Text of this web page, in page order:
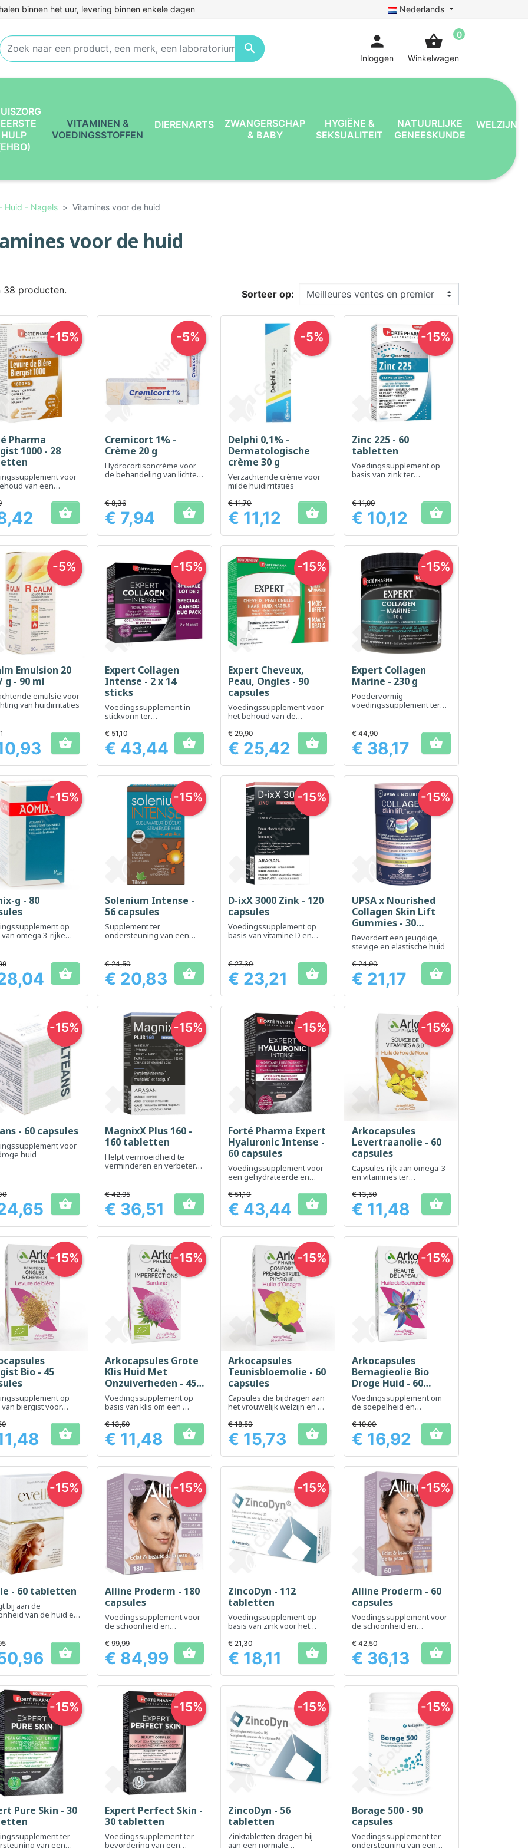
binnen het uur, levering binnen enkele dagen Nederlands
 person
Inloggen
shopping_basket 0
Winkelwagen
HULP
VITAMINEN &
VOEDINGSSTOFFEN
DIERENARTS
ZWANGERSCHAP
& BABY
HYGIËNE &
SEKSUALITEIT
NATUURLIJKE
GENEESKUNDE
WELZIJN
Huid - Nagels Vitamines voor de huid
voor de huid
38 producten. Sorteer op:
Snel bekijken
Pharma
1000 - 28
voor
van een

-15%
Snel bekijken
Cremicort 1% -
Crème 20 g
Hydrocortisoncrème voor
de behandeling van lichte
Prijs
€ 8,36
€ 7,94 
-5%
Snel bekijken
Delphi 0,1% -
Dermatologische
crème 30 g
Verzachtende crème voor
milde huidirritaties
Prijs
€ 11,70
€ 11,12 
-5%
Snel bekijken
Zinc 225 - 60
tabletten
Voedingssupplement op
basis van zink ter
Prijs
€ 11,90
€ 10,12 
-15%
Snel bekijken
Emulsion 20
g - 90 ml
emulsie voor
van huidirritaties

-5%
Snel bekijken
Expert Collagen
Intense - 2 x 14
sticks
Voedingssupplement in
stickvorm ter
elasticiteit en stevigheid
van de huid.
Prijs
€ 51,10
€ 43,44 
-15%
Snel bekijken
Expert Cheveux,
Peau, Ongles - 90
capsules
Voedingssupplement voor
het behoud van de
van uw haar, huid en
nagels.
Prijs
€ 29,90
€ 25,42 
-15%
Snel bekijken
Expert Collagen
Marine - 230 g
Poedervormig
voedingssupplement ter
Prijs
€ 44,90
€ 38,17 
-15%
Snel bekijken
g - 80
op
omega 3-rijke
te behouden

-15%
Snel bekijken
Solenium Intense -
56 capsules
Supplement ter
ondersteuning van een
Prijs
€ 24,50
€ 20,83 
-15%
 Snel bekijken
D-ixX 3000 Zink - 120
capsules
Voedingssupplement op
basis van vitamine D en
Prijs
€ 27,30
€ 23,21 
-15%
 Snel bekijken
UPSA x Nourished
Collagen Skin Lift
Gummies - 30
gummies
Bevordert een jeugdige,
stevige en elastische huid
Prijs
€ 24,90
€ 21,17 
-15%
Snel bekijken
- 60 capsules
voor
huid

-15%
Snel bekijken
MagnixX Plus 160 -
160 tabletten
Helpt vermoeidheid te
verminderen en verbetert
Prijs
€ 42,95
€ 36,51 
-15%
 Snel bekijken
Forté Pharma Expert
Hyaluronic Intense -
60 capsules
Voedingssupplement voor
een gehydrateerde en
Prijs
€ 51,10
€ 43,44 
-15%
Snel bekijken
Arkocapsules
Levertraanolie - 60
capsules
Capsules rijk aan omega-3
en vitamines ter
algemene gezondheid
Prijs
€ 13,50
€ 11,48 
-15%
Snel bekijken
Bio - 45
op
van biergist voor
van haar en

-15%
Snel bekijken
Arkocapsules Grote
Klis Huid Met
Onzuiverheden - 45
capsules
Voedingssupplement op
basis van klis om een ​​
behouden
Prijs
€ 13,50
€ 11,48 
-15%
Snel bekijken
Arkocapsules
Teunisbloemolie - 60
capsules
Capsules die bijdragen aan
het vrouwelijk welzijn en de
Prijs
€ 18,50
€ 15,73 
-15%
Snel bekijken
Arkocapsules
Bernagieolie Bio
Droge Huid - 60
capsules
Voedingssupplement om
de soepelheid en
behouden
Prijs
€ 19,90
€ 16,92 
-15%
Snel bekijken
- 60 tabletten
​​bij aan de
van de huid en

-15%
Snel bekijken
Alline Proderm - 180
capsules
Voedingssupplement voor
de schoonheid en
Prijs
€ 99,99
€ 84,99 
-15%
Snel bekijken
ZincoDyn - 112
tabletten
Voedingssupplement op
basis van zink voor het
huid, haar en nagels
Prijs
€ 21,30
€ 18,11 
-15%
Snel bekijken
Alline Proderm - 60
capsules
Voedingssupplement voor
de schoonheid en
Prijs
€ 42,50
€ 36,13 
-15%
Snel bekijken
Pure Skin - 30
ter
van een
-15%
Snel bekijken
Expert Perfect Skin -
30 tabletten
Voedingssupplement ter
bevordering van een
-15%
Snel bekijken
ZincoDyn - 56
tabletten
Zinktabletten dragen bij
aan een normale
-15%
Snel bekijken
Borage 500 - 90
capsules
Voedingssupplement ter
ondersteuning van een
-15%